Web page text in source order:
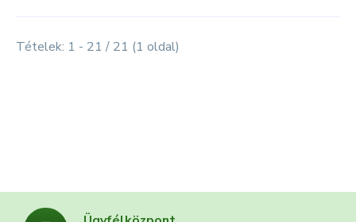
Tételek: 1 - 21 / 21 (1 oldal)